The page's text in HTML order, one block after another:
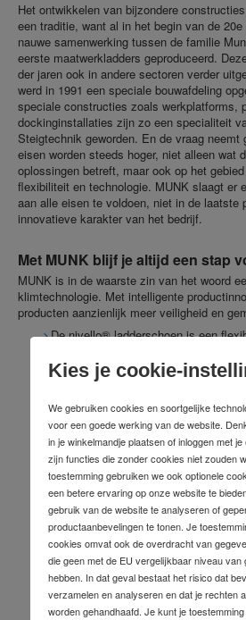
Het ontwikkelen van bijzondere
een traditie, want al in het begin van de
nauwe samenwerking tussen de familie
eerste maatwerkladders geproduceerd.
der jaren ook in andere sectoren verder
werd in 1991 een speciale bouwafdeling
speciale constructies zoals werkplatforms,
dockinginstallaties zijn zo een specialiteit
Steigtechnik geworden. En de vraag neemt
eisen worden steeds hoger, niet alleen wat
oplossingen betreft, maar ook op het
flexibiliteit en technologie. MUNK slaagt er
aan alle eisen te voldoen, niet in de laatste
innovatieve karakter van het bedrijf.
Met MUNK blijf je altijd een stap
MUNK is in de waarste zin van het woord
klimtechnologie. Met intelligente
producten aanzienlijk meer veiligheid en
De nivello® ladderschoen is een
ladderschoenen voor een betere
rugklachten sportladders naar een
De ergo-pad®-gripzone biedt
trapladders voor comfortabel gebruik.
De clip-step & gecertificeerde clip-
voor een hoge slipweerstand, zelfs
werkruimten.
De safe-cap steunverbinding is een
ladderverbinding met een groter
klinkwerk en hogere wanddikte voor
duurzaamheid.
Kies je cookie-
We gebruiken cookies en soortgelijke
voor een goede werking van de website.
in je winkelmandje plaatsen of inloggen met
zijn functies die zonder cookies niet zouden
toestemming gebruiken we ook optionele
een betere ervaring op onze website te
gebruik van de website te analyseren of
productaanbevelingen te tonen. Je
cookies omvat ook de overdracht van
die geen met de EU vergelijkbaar niveau
hebben. In dat geval bestaat het risico dat
verzamelen en analyseren en dat je rechten
worden gehandhaafd. Je kunt je